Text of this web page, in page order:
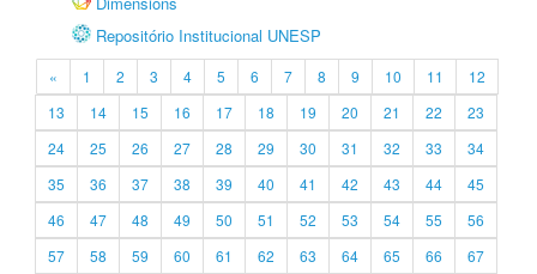
Repositório Institucional UNESP
« 1 2 3 4 5 6 7 8 9 10 11
12
13
14 15 16 17 18 19 20 21 22
23
24
25 26 27 28 29 30 31 32 33
34
35
36 37 38 39 40 41 42 43 44
45
46
47 48 49 50 51 52 53 54 55
56
57
58 59 60 61 62 63 64 65 66
67